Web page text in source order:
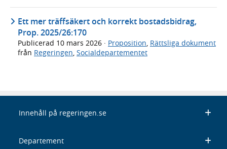
Ett mer träffsäkert och korrekt bostadsbidrag,
Prop. 2025/26:170
Publicerad 10 mars 2026 · Proposition Rättsliga dokument
från Regeringen Socialdepartementet
Innehåll på regeringen.se
Departement